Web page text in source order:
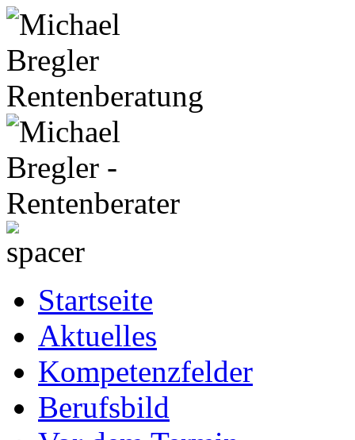
Startseite
Aktuelles
Kompetenzfelder
Berufsbild